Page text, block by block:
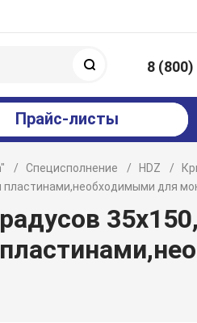
8
Прайс-листы
Специсполнение HDZ
для